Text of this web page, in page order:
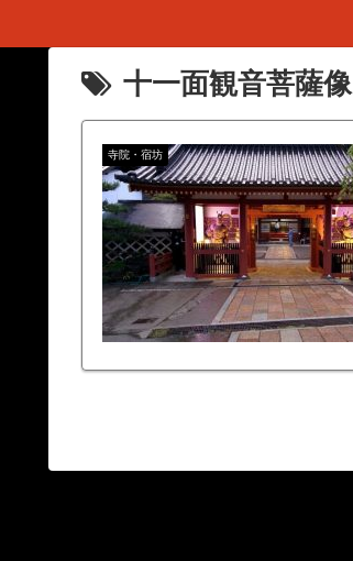
十一面観音菩薩像
寺院・宿坊